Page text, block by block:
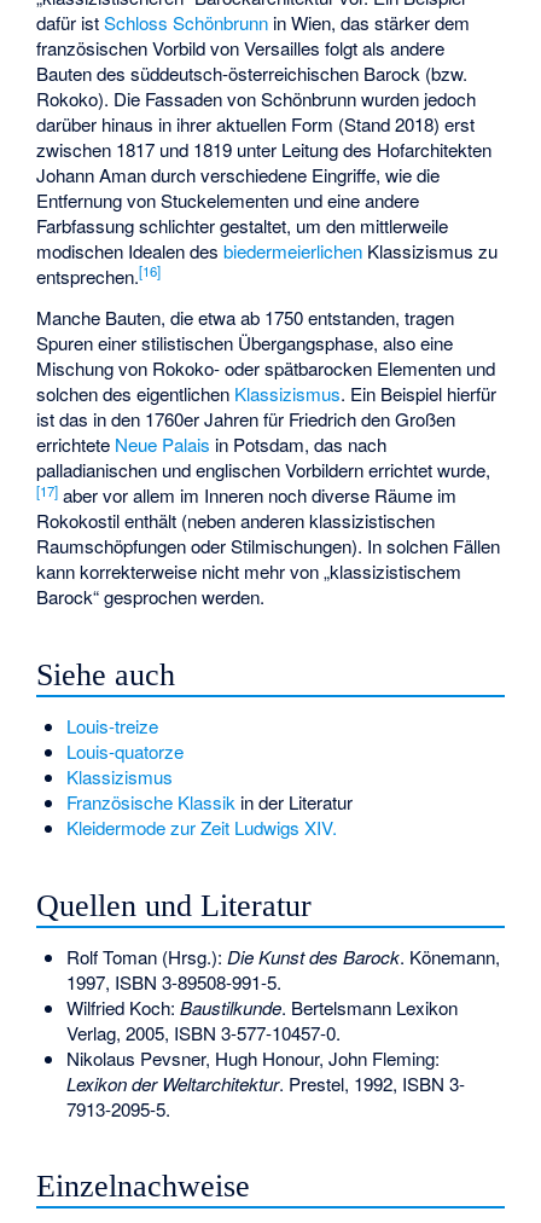
dafür istSchloss Schönbrunn in Wien, das stärker dem
französischen Vorbild von Versailles folgt als andere
Bauten des süddeutsch-österreichischen Barock (bzw.
Rokoko). Die Fassaden von Schönbrunn wurden jedoch
darüber hinaus in ihrer aktuellen Form (Stand 2018) erst
zwischen 1817 und 1819 unter Leitung des Hofarchitekten
Johann Amandurch verschiedene Eingriffe, wie die
Entfernung von Stuckelementen und eine andere
Farbfassung schlichter gestaltet, um den mittlerweile
modischen Idealen desbiedermeierlichen Klassizismus zu
entsprechen.[16]
Manche Bauten, die etwa ab 1750 entstanden, tragen
Spuren einer stilistischen Übergangsphase, also eine
Mischung von Rokoko- oder spätbarocken Elementen und
solchen des eigentlichen Klassizismus. Ein Beispiel hierfür
ist das in den 1760er Jahren für Friedrich den Großen
errichtete Neue Palais in Potsdam, das nach
palladianischen und englischen Vorbildern errichtet wurde,
[17] aber vor allem im Inneren noch diverse Räume im
Rokokostil enthält (neben anderen klassizistischen
Raumschöpfungen oder Stilmischungen). In solchen Fällen
kann korrekterweise nicht mehr von „klassizistischem
Barock“ gesprochen werden.
Siehe auch
Louis-treize
Louis-quatorze
Klassizismus
Französische Klassik in der Literatur
Kleidermode zur Zeit Ludwigs XIV.
Quellen und Literatur
Rolf Toman (Hrsg.): Die Kunst des Barock. Könemann,
1997, ISBN 3-89508-991-5.
Wilfried Koch: Baustilkunde. Bertelsmann Lexikon
Verlag, 2005, ISBN 3-577-10457-0.
Nikolaus Pevsner, Hugh Honour, John Fleming:
Lexikon der Weltarchitektur. Prestel, 1992, ISBN 3-
7913-2095-5.
Einzelnachweise